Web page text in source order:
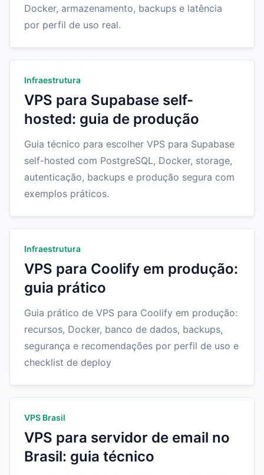
Docker, armazenamento, backups e latência
por perfil de uso real.
Infraestrutura
VPS para Supabase self-
hosted: guia de produção
Guia técnico para escolher VPS para Supabase
self-hosted com PostgreSQL, Docker, storage,
autenticação, backups e produção segura com
exemplos práticos.
Infraestrutura
VPS para Coolify em produção:
guia prático
Guia prático de VPS para Coolify em produção:
recursos, Docker, banco de dados, backups,
segurança e recomendações por perfil de uso e
checklist de deploy
VPS Brasil
VPS para servidor de email no
Brasil: guia técnico